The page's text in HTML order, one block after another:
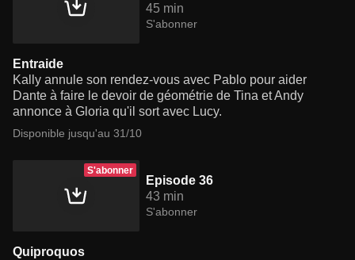
45 min
S'abonner
Entraide
Kally annule son rendez-vous avec Pablo pour aider
Dante à faire le devoir de géométrie de Tina et Andy
annonce à Gloria qu'il sort avec Lucy.
Disponible jusqu'au 31/10
S'abonner
Episode 36
43 min
S'abonner
Quiproquos